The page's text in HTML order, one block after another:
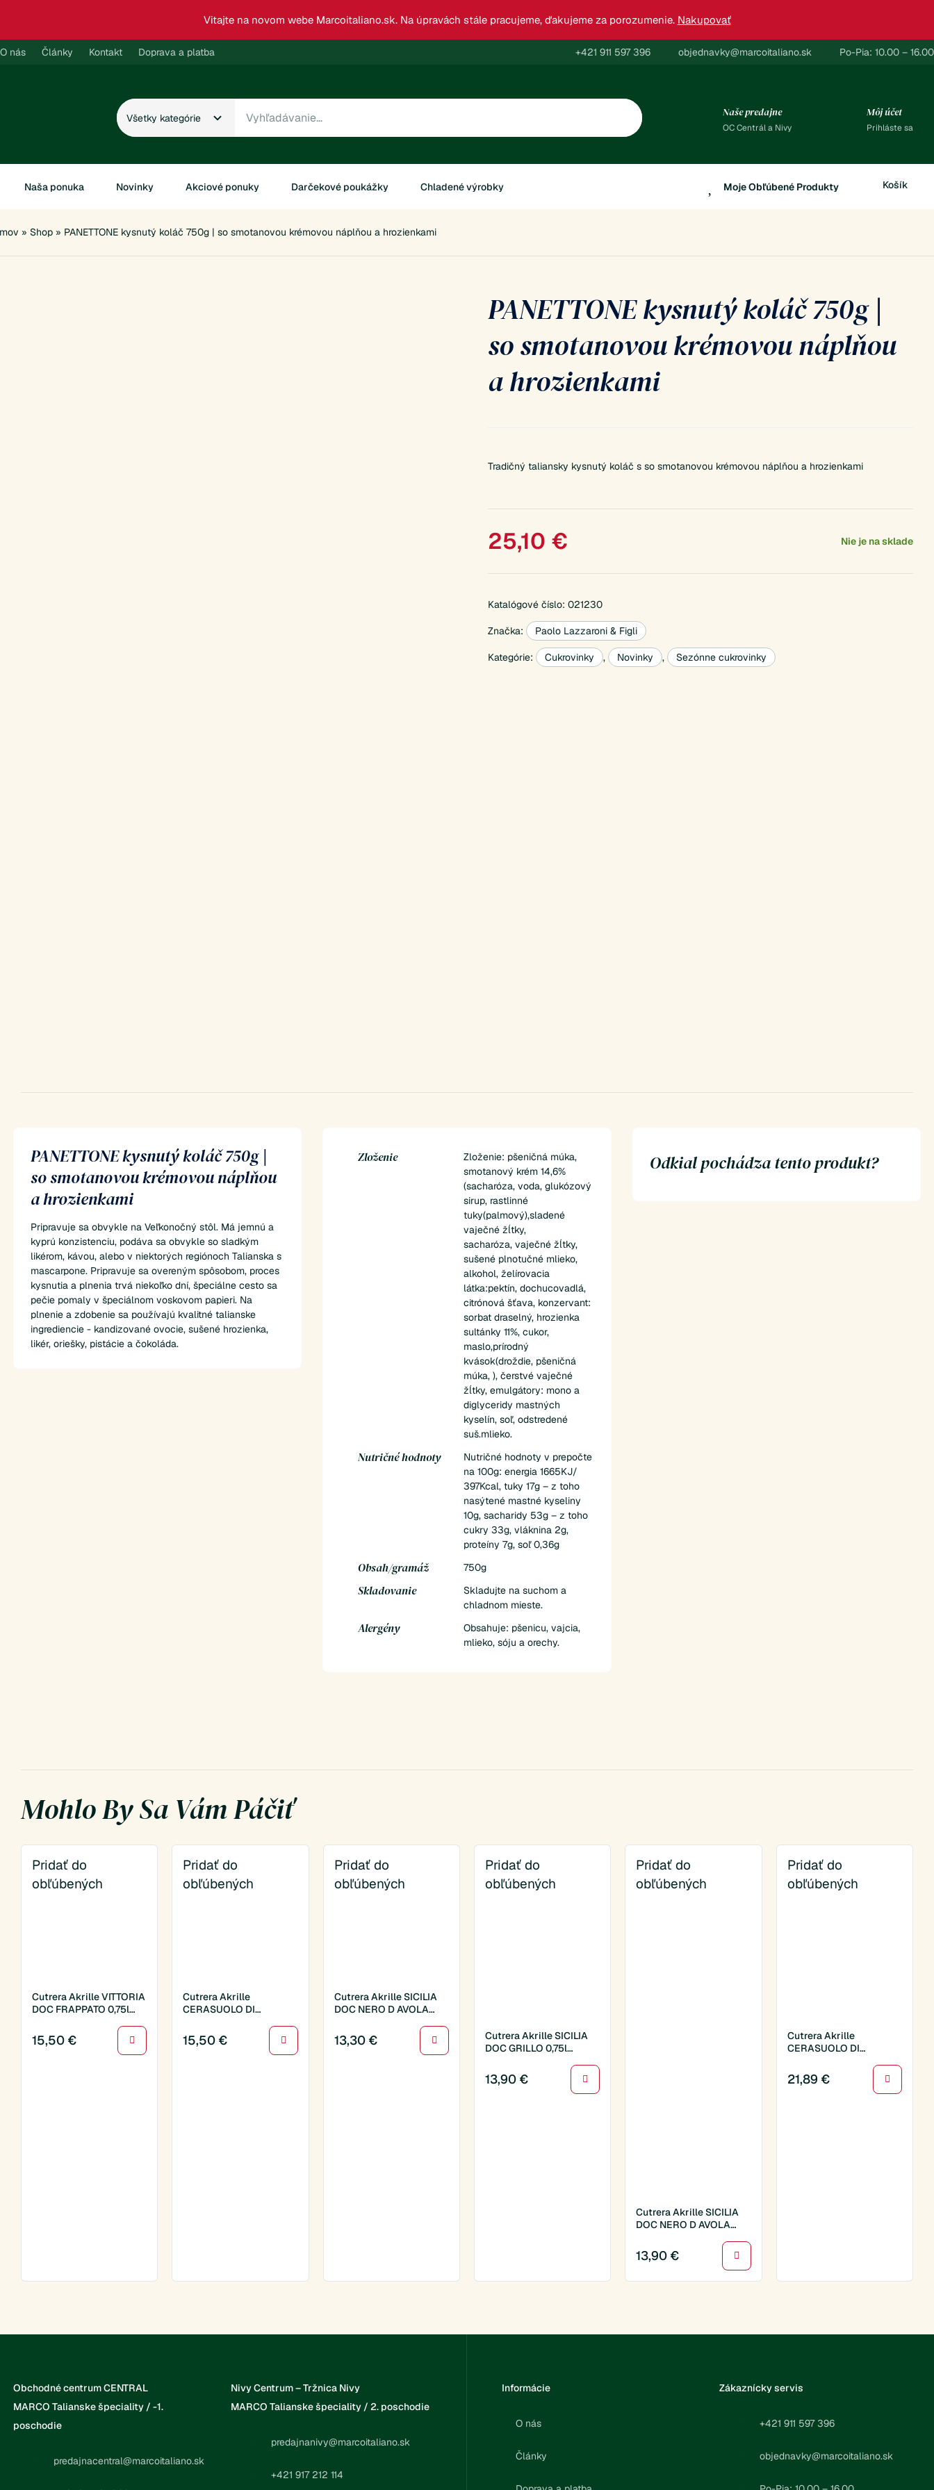
content
Vitajte na novom webe Marcoitaliano.sk. Na úpravách stále pracujeme, ďakujeme za porozumenie. Nakupovať
O nás Články Kontakt Doprava a platba +421 911 597 396 objednavky@marcoitaliano.sk Po-Pia: 10.00 – 16.00
Naše predajne
OC Centrál a Nivy
Môj účet
Prihláste sa
Naša ponuka Novinky Akciové ponuky Darčekové poukážky Chladené výrobky Moje Obľúbené Produkty
» Shop» PANETTONE kysnutý koláč 750g | so smotanovou krémovou náplňou a hrozienkami
PANETTONE kysnutý koláč 750g |
so smotanovou krémovou náplňou
a hrozienkami
Tradičný taliansky kysnutý koláč s so smotanovou krémovou náplňou a hrozienkami
25,10 € Nie je na sklade
Katalógové číslo: 021230
Značka: Paolo Lazzaroni & Figli
Kategórie: Cukrovinky , Novinky , Sezónne cukrovinky
PANETTONE kysnutý koláč 750g |
so smotanovou krémovou náplňou
a hrozienkami
Pripravuje sa obvykle na Veľkonočný stôl. Má jemnú a
kyprú konzistenciu, podáva sa obvykle so sladkým
likérom, kávou, alebo v niektorých regiónoch Talianska s
mascarpone. Pripravuje sa overeným spôsobom, proces
kysnutia a plnenia trvá niekoľko dní, špeciálne cesto sa
pečie pomaly v špeciálnom voskovom papieri. Na
plnenie a zdobenie sa používajú kvalitné talianske
ingrediencie - kandizované ovocie, sušené hrozienka,
likér, oriešky, pistácie a čokoláda.
Zloženie
Zloženie: pšeničná múka,
smotanový krém 14,6%
(sacharóza, voda, glukózový
sirup, rastlinné
tuky(palmový),sladené
vaječné žĺtky,
sacharóza, vaječné žĺtky,
sušené plnotučné mlieko,
alkohol, želírovacia
látka:pektín, dochucovadlá,
citrónová šťava, konzervant:
sorbat draselný, hrozienka
sultánky 11%, cukor,
maslo,prírodný
kvások(droždie, pšeničná
múka, ), čerstvé vaječné
žĺtky, emulgátory: mono a
diglyceridy mastných
kyselín, soľ, odstredené
suš.mlieko.
Nutričné hodnoty
Nutričné hodnoty v prepočte
na 100g: energia 1665KJ/
397Kcal, tuky 17g – z toho
nasýtené mastné kyseliny
10g, sacharidy 53g – z toho
cukry 33g, vláknina 2g,
proteíny 7g, soľ 0,36g
Obsah/gramáž 750g
Skladovanie
Skladujte na suchom a
chladnom mieste.
Alergény
Obsahuje: pšenicu, vajcia,
mlieko, sóju a orechy.
Odkial pochádza tento produkt?
Mohlo By Sa Vám Páčiť
Pridať do
obľúbených
Cutrera Akrille VITTORIA
DOC FRAPPATO 0,75l
15,50 €
Pridať do
obľúbených
Cutrera Akrille
CERASUOLO DI
(012316)
15,50 €
Pridať do
obľúbených
Cutrera Akrille SICILIA
DOC NERO D AVOLA
13,30 €
Pridať do
obľúbených
Cutrera Akrille SICILIA
DOC GRILLO 0,75l
13,90 €
Pridať do
obľúbených
Cutrera Akrille SICILIA
DOC NERO D AVOLA
13,90 €
Pridať do
obľúbených
Cutrera Akrille
CERASUOLO DI
CLASSICO 0,75l
(012320)
21,89 €
Obchodné centrum CENTRAL
MARCO Talianske špeciality / -1.
poschodie
predajnacentral@marcoitaliano.sk
Nivy Centrum – Tržnica Nivy
MARCO Talianske špeciality / 2. poschodie
predajnanivy@marcoitaliano.sk
+421 917 212 114
Informácie
O nás
Články
Zákaznícky servis
+421 911 597 396
objednavky@marcoitaliano.sk